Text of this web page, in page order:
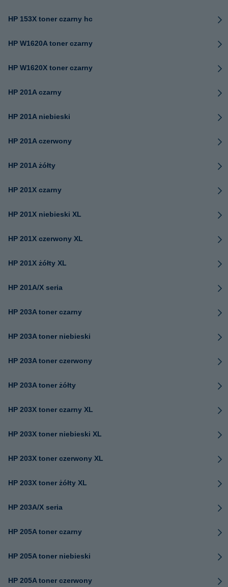
HP 153X toner czarny hc
HP W1620A toner czarny
HP W1620X toner czarny
HP 201A czarny
HP 201A niebieski
HP 201A czerwony
HP 201A żółty
HP 201X czarny
HP 201X niebieski XL
HP 201X czerwony XL
HP 201X żółty XL
HP 201A/X seria
HP 203A toner czarny
HP 203A toner niebieski
HP 203A toner czerwony
HP 203A toner żółty
HP 203X toner czarny XL
HP 203X toner niebieski XL
HP 203X toner czerwony XL
HP 203X toner żółty XL
HP 203A/X seria
HP 205A toner czarny
HP 205A toner niebieski
HP 205A toner czerwony